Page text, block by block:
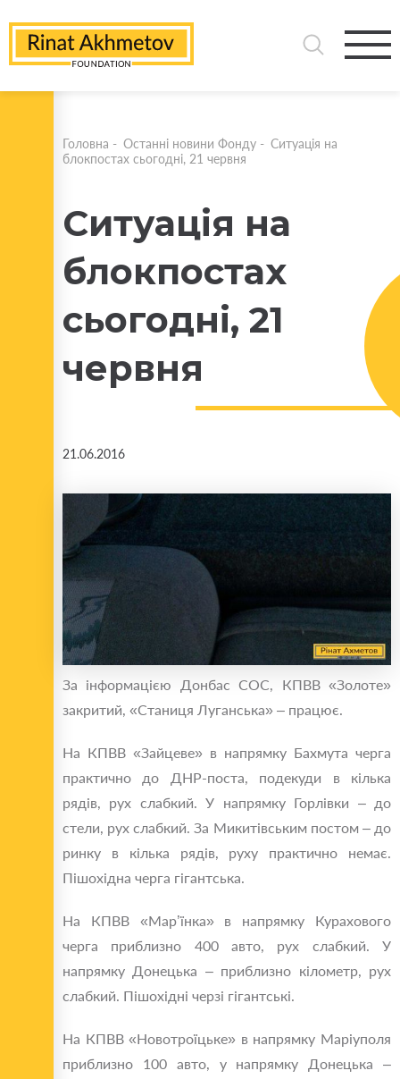
Головна - Останні новини Фонду - Ситуація на
блокпостах сьогодні, 21 червня
Ситуація на
блокпостах
сьогодні, 21
червня
21.06.2016
За інформацією Донбас СОС, КПВВ «Золоте»
закритий, «Станиця Луганська» – працює.
На КПВВ «Зайцеве» в напрямку Бахмута черга
практично до ДНР-поста, подекуди в кілька
рядів, рух слабкий. У напрямку Горлівки – до
стели, рух слабкий. За Микитівським постом – до
ринку в кілька рядів, руху практично немає.
Пішохідна черга гігантська.
На КПВВ «Мар’їнка» в напрямку Курахового
черга приблизно 400 авто, рух слабкий. У
напрямку Донецька – приблизно кілометр, рух
слабкий. Пішохідні черзі гігантські.
На КПВВ «Новотроїцьке» в напрямку Маріуполя
приблизно 100 авто, у напрямку Донецька –